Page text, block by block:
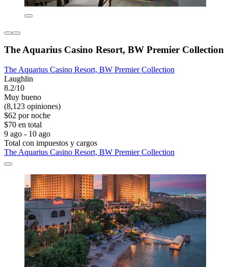
The Aquarius Casino Resort, BW Premier Collection
The Aquarius Casino Resort, BW Premier Collection
Laughlin
8.2/10
Muy bueno
(8,123 opiniones)
$62 por noche
$70 en total
9 ago - 10 ago
Total con impuestos y cargos
The Aquarius Casino Resort, BW Premier Collection